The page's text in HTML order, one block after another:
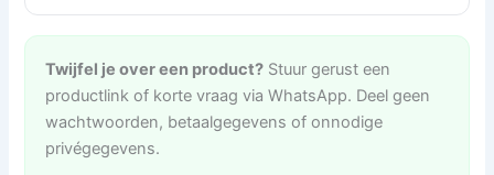
Twijfel je over een product? Stuur gerust een
productlink of korte vraag via WhatsApp. Deel geen
wachtwoorden, betaalgegevens of onnodige
privégegevens.